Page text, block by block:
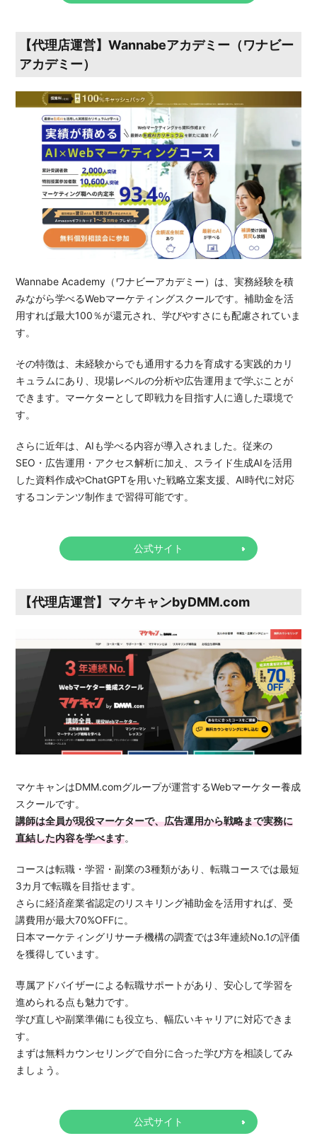
【代理店運営】Wannabeアカデミー（ワナビー
アカデミー）
Wannabe Academy（ワナビーアカデミー）は、実務経験を積
みながら学べるWebマーケティングスクールです。補助金を活
用すれば最大100％が還元され、学びやすさにも配慮されていま
す。
その特徴は、未経験からでも通用する力を育成する実践的カリ
キュラムにあり、現場レベルの分析や広告運用まで学ぶことが
できます。マーケターとして即戦力を目指す人に適した環境で
す。
さらに近年は、AIも学べる内容が導入されました。従来の
SEO・広告運用・アクセス解析に加え、スライド生成AIを活用
した資料作成やChatGPTを用いた戦略立案支援、AI時代に対応
するコンテンツ制作まで習得可能です。
公式サイト
【代理店運営】マケキャンbyDMM.com
マケキャンはDMM.comグループが運営するWebマーケター養成
スクールです。
講師は全員が現役マーケターで、広告運用から戦略まで実務に
直結した内容を学べます。
コースは転職・学習・副業の3種類があり、転職コースでは最短
3カ月で転職を目指せます。
さらに経済産業省認定のリスキリング補助金を活用すれば、受
講費用が最大70%OFFに。
日本マーケティングリサーチ機構の調査では3年連続No.1の評価
を獲得しています。
専属アドバイザーによる転職サポートがあり、安心して学習を
進められる点も魅力です。
学び直しや副業準備にも役立ち、幅広いキャリアに対応できま
す。
まずは無料カウンセリングで自分に合った学び方を相談してみ
ましょう。
公式サイト